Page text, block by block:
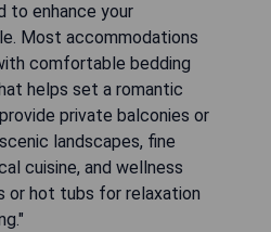
to enhance your
Most accommodations
comfortable bedding
helps set a romantic
private balconies or
landscapes, fine
cuisine, and wellness
or hot tubs for relaxation